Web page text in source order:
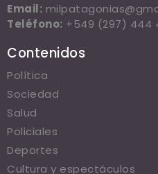
Email:
Teléfono: +549 (297) 444
Contenidos
Política
Sociedad
Salud
Policiales
Deportes
Cultura y espectáculos